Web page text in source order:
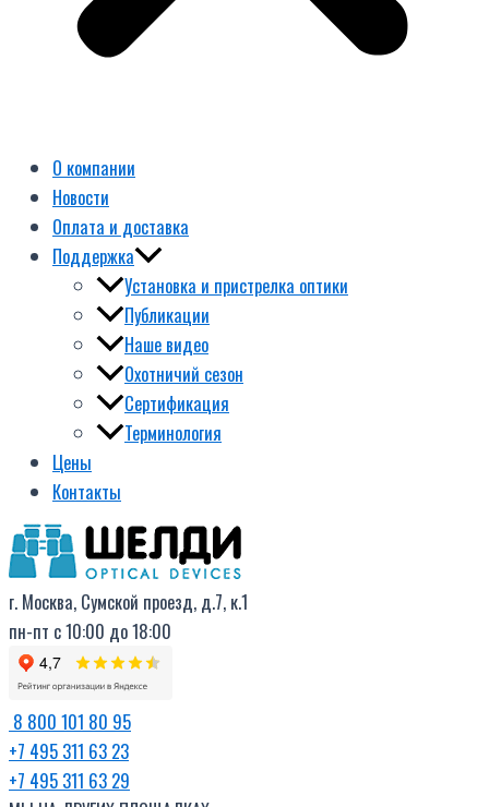
О компании
Новости
Оплата и доставка
Поддержка
Установка и пристрелка оптики
Публикации
Наше видео
Охотничий сезон
Сертификация
Терминология
Цены
Контакты
г. Москва, Сумской проезд, д.7, к.1
пн-пт с 10:00 до 18:00
8 800 101 80 95
+7 495 311 63 23
+7 495 311 63 29